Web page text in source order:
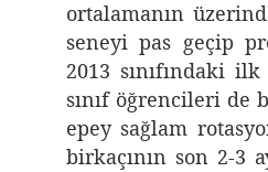
ortalamanın
seneyi pas geçip
2013 sınıfındaki
sınıf öğrencileri de
epey sağlam
birkaçının son 2-3